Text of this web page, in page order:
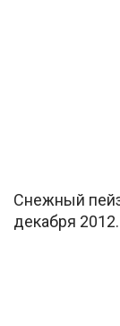
Снежный
декабря